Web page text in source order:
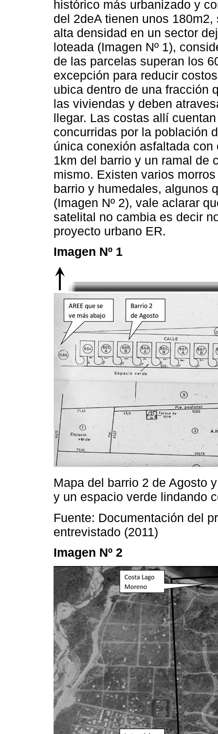
histórico más urbanizado y
del 2deA tienen unos
alta densidad en un sector
loteada (Imagen Nº 1),
de las parcelas superan los
excepción para reducir
ubica dentro de una fracción
las viviendas y deben
llegar. Las costas allí
concurridas por la población
única conexión asfaltada
1km del barrio y un ramal de
mismo. Existen varios
barrio y humedales, algunos
(Imagen Nº 2), vale aclarar
satelital no cambia es decir
proyecto urbano ER.
Imagen Nº 1
Mapa del barrio 2 de Agosto
y un espacio verde lindando
Fuente: Documentación del
entrevistado (2011)
Imagen Nº 2